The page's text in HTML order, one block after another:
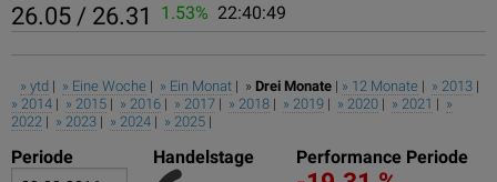
26.05 / 26.31 1.53% 22:40:49
» ytd | » Eine Woche | » Ein Monat | » Drei Monate | » 12 Monate | » 2013 |
» 2014 | » 2015 | » 2016 | » 2017 | » 2018 | » 2019 | » 2020 | » 2021 | »
2022 | » 2023 | » 2024 | » 2025 |
Periode Handelstage Performance Periode